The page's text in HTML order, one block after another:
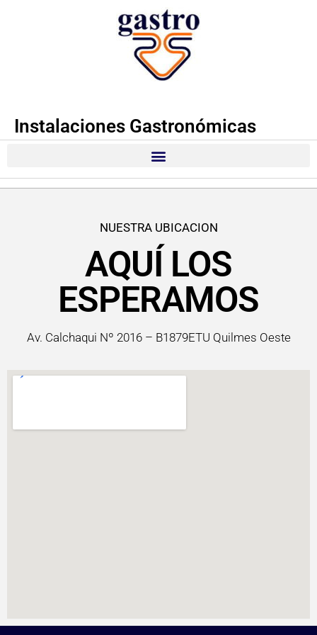
Instalaciones Gastronómicas
NUESTRA UBICACION
AQUÍ LOS
ESPERAMOS
Av. Calchaqui Nº 2016 – B1879ETU Quilmes Oeste